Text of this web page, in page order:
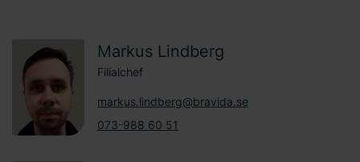
Markus Lindberg
Filialchef
markus.lindberg@bravida.se
073-988 60 51